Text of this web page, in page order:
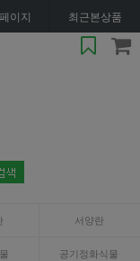
이지 최근본상품
서양란
공기정화식물